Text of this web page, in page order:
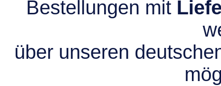
Bestellungen mit
über unseren